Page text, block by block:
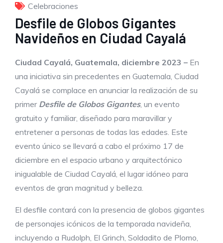
Celebraciones
Desfile de Globos Gigantes
Navideños en Ciudad Cayalá
Ciudad Cayalá, Guatemala, diciembre 2023 – En
una iniciativa sin precedentes en Guatemala, Ciudad
Cayalá se complace en anunciar la realización de su
primer Desfile de Globos Gigantes, un evento
gratuito y familiar, diseñado para maravillar y
entretener a personas de todas las edades. Este
evento único se llevará a cabo el próximo 17 de
diciembre en el espacio urbano y arquitectónico
inigualable de Ciudad Cayalá, el lugar idóneo para
eventos de gran magnitud y belleza.
El desfile contará con la presencia de globos gigantes
de personajes icónicos de la temporada navideña,
incluyendo a Rudolph, El Grinch, Soldadito de Plomo,